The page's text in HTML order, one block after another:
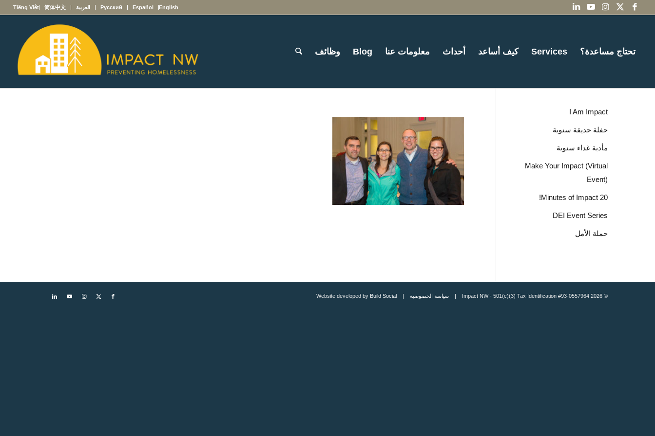
English
Español
Русский العربية 简体中文
Tiếng Việt
تحتاج مساعدة؟ Services كيف أساعد أحداث معلومات عنا Blog وظائف
I Am Impact
حفلة حديقة سنوية
مأدبة غداء سنوية
Make Your Impact (Virtual
Event)
20 Minutes of Impact!
DEI Event Series
حملة الأمل
© 2026 Impact NW - 501(c)(3) Tax Identification #93-0557964 | سياسة الخصوصية | Website developed by
Build Social